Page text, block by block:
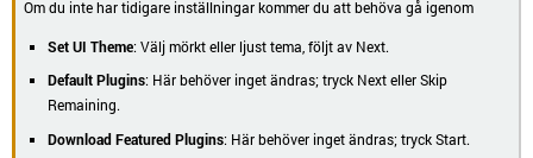
Om du inte har tidigare inställningar kommer du att behöva gå igenom
Set UI Theme: Välj mörkt eller ljust tema, följt av Next.
Default Plugins: Här behöver inget ändras; tryck Next eller Skip
Remaining.
Download Featured Plugins: Här behöver inget ändras; tryck Start.